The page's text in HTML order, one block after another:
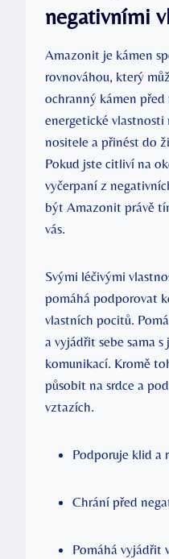
negativními
Amazonit je kámen
rovnováhou, který
ochranný kámen
energetické
nositele a přinést do
Pokud jste citliví na
vyčerpaní z
být Amazonit právě
vás.
Svými léčivými
pomáhá podporovat
vlastních pocitů.
a vyjádřit sebe sama
komunikací. Kromě
působit na srdce a
vztazích.
Podporuje klid a
Chrání před
Pomáhá vyjádřit